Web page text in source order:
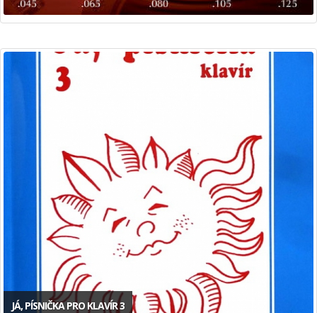
JÁ, PÍSNIČKA PRO KLAVÍR 3